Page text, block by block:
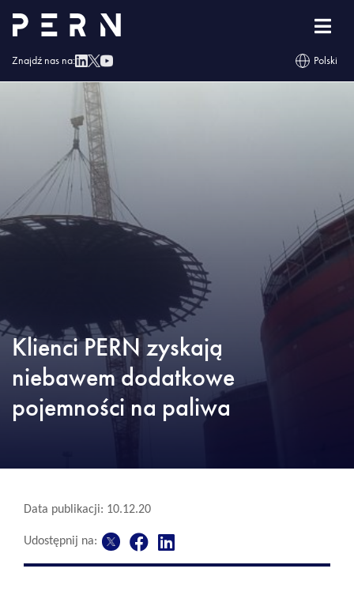
Znajdź nas na: Polski
Strona główna »Blog »Klienci PERN zyskają niebawem dodatkowe pojemności
Klienci PERN zyskają
niebawem dodatkowe
pojemności na paliwa
Data publikacji: 10.12.20
Udostępnij na: